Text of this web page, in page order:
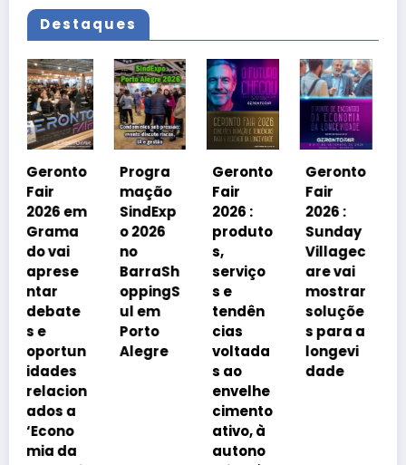
Destaques
Progra
mação
SindExp
o 2026
no
BarraSh
oppingS
ul em
Porto
Alegre
Geronto
Fair
2026 :
produto
s,
serviço
s e
tendên
cias
voltada
Geronto
Fair
2026 :
Sunday
are vai
mostrar
soluçõe
s para a
longevi
dade
Geronto
Fair
2026 em
Grama
do
debater
á
avanço
imobiliá
rio
impulsi
onado
pelo